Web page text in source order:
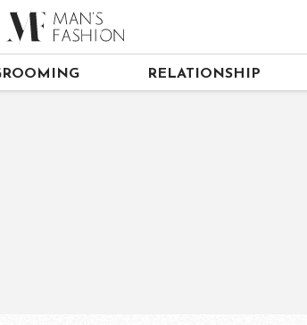
RELATIONSHIP